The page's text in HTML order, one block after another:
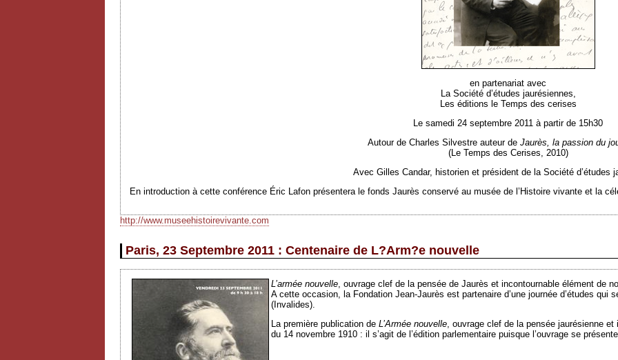
en partenariat avec
La Société d’études jaurésiennes,
Les éditions le Temps des cerises
Le samedi 24 septembre 2011 à partir de 15h30
Autour de Charles Silvestre auteur de Jaurès, la passion du
(Le Temps des Cerises, 2010)
Avec Gilles Candar, historien et président de la Société d’études
En introduction à cette conférence Éric Lafon présentera le fonds Jaurès conservé au musée de l’Histoire vivante et la
http://www.museehistoirevivante.com
Paris, 23 Septembre 2011 : Centenaire de L?Arm?e nouvelle
L’armée nouvelle, ouvrage clef de la pensée de Jaurès et incontournable élément de
A cette occasion, la Fondation Jean-Jaurès est partenaire d’une journée d’études qui
(Invalides).
La première publication de L’Armée nouvelle, ouvrage clef de la pensée jaurésienne
du 14 novembre 1910 : il s’agit de l’édition parlementaire puisque l’ouvrage se